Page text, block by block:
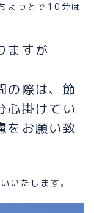
ょっとで10分ほ
ますが
の際は、節
心掛けてい
をお願い致
いたします。